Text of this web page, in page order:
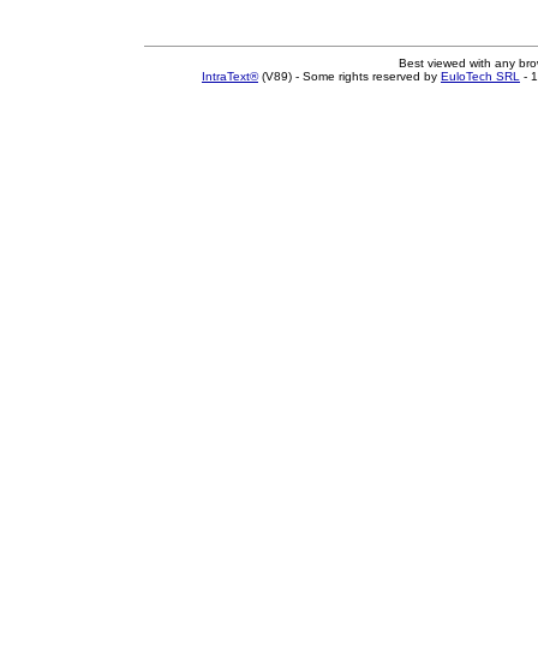
Best viewed with any
IntraText®(V89) - Some rights reserved by EuloTech SRL -